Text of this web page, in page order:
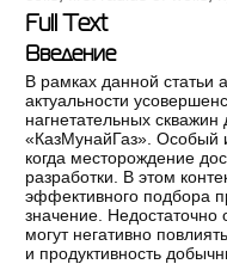
Full Text
Введение
В рамках данной статьи
актуальности
нагнетательных
«КазМунайГаз». Особый
когда месторождение
разработки. В этом
эффективного подбора
значение. Недостаточно
могут негативно
и продуктивность